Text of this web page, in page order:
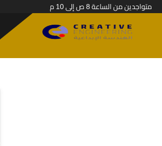
متواجدين من الساعة 8 ص إلى 10 م